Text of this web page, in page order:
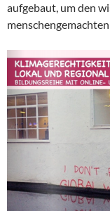
aufgebaut, um den